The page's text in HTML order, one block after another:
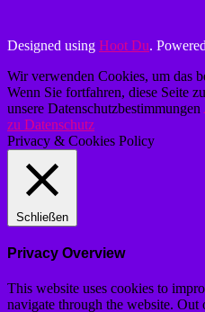
Designed using Hoot Du.
Wir verwenden Cookies, um das
Wenn Sie fortfahren, diese Seite
unsere Datenschutzbestimmungen
zu Datenschutz
Privacy & Cookies Policy
Schließen
Privacy Overview
This website uses cookies to
navigate through the website. Out